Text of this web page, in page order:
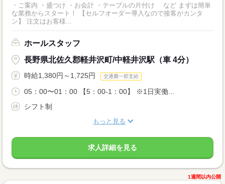
・ご案内 ・盛つけ ・お会計 ・テーブルの片付け など まずは簡単
な業務からスタート！ 【セルフオーダー導入なので接客がカンタ
ン】 注文はお客様...
ホールスタッフ
長野県北佐久郡軽井沢町/中軽井沢駅（車 4分）
時給1,380円～1,725円 交通費一部支給
05：00〜01：00 【5：00-1：00】 ※1日実働...
シフト制
もっと見る
求人詳細を見る
1週間以内公開